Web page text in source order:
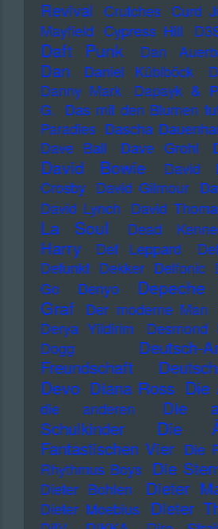
Revival
Crutches Curd
Mayfield Cypress Hill
Daft Punk Dan
Dan
Daniel Küblböck
Danny Mark
Dapayk &
G. Das mit den Blumen
Paradies Dascha
Dave Ball
Dave Grohl
David Bowie David
Crosby David Gilmour
David Lynch David
La Soul
Dead
Harry
Def Leppard
Defunkt Dekker Delfonic
Go
Denyo Depeche
Graf
Der moderne Man
Derya Yildirim
Desmond
Dogg
Deutsch-
Freundschaft
Devo Diana Ross Die
die anderen
Die
Schulkinder
Die
Fantastischen Vier Die
Rhythmus Boys Die
Dieter Bohlen
Dieter
Dieter Moebius Dieter